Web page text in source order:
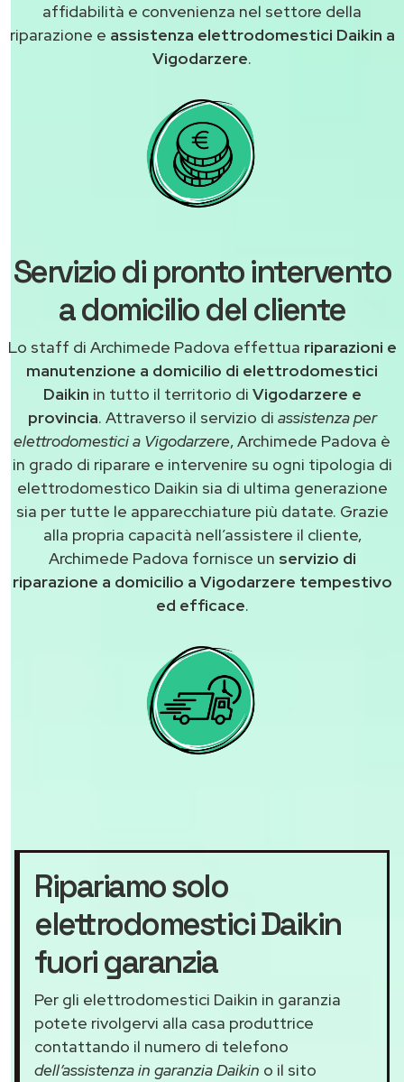
affidabilità e convenienza nel settore della
riparazione e assistenza elettrodomestici Daikin a
Vigodarzere.
Servizio di pronto intervento
a domicilio del cliente
Lo staff di Archimede Padova effettua riparazioni e
manutenzione a domicilio di elettrodomestici
Daikin in tutto il territorio di Vigodarzere e
provincia. Attraverso il servizio di assistenza per
elettrodomestici a Vigodarzere, Archimede Padova è
in grado di riparare e intervenire su ogni tipologia di
elettrodomestico Daikin sia di ultima generazione
sia per tutte le apparecchiature più datate. Grazie
alla propria capacità nell’assistere il cliente,
Archimede Padova fornisce un servizio di
riparazione a domicilio a Vigodarzere tempestivo
ed efficace.
Ripariamo solo
elettrodomestici Daikin
fuori garanzia
Per gli elettrodomestici Daikin in garanzia
potete rivolgervi alla casa produttrice
contattando il numero di telefono
dell’assistenza in garanzia Daikin o il sito